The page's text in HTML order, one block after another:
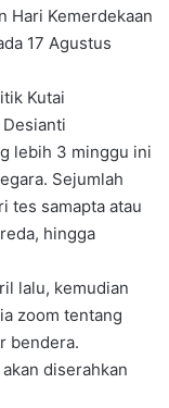
Hari Kemerdekaan
17 Agustus
Kutai
lebih 3 minggu ini
Sejumlah
tes samapta atau
hingga
lalu, kemudian
zoom tentang
bendera.
diserahkan